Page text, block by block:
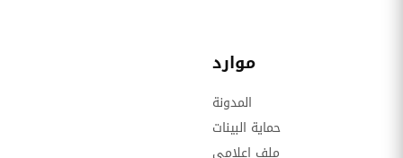
موارد
المدونة
حماية البينات
ملف إعلامي